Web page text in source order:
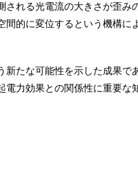
れる光電流の大きさが歪み
的に変位するという機構に
たな可能性を示した成果で
力効果との関係性に重要な